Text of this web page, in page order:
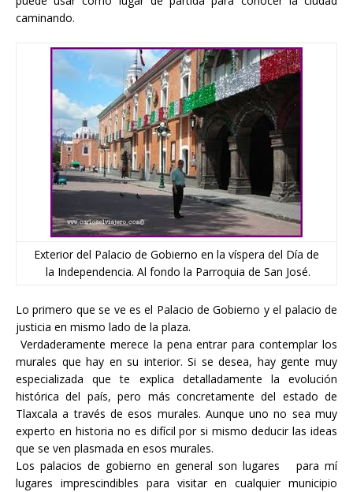
caminando.
Exterior del Palacio de Gobierno en la víspera del Día de
la Independencia. Al fondo la Parroquia de San José.
Lo primero que se ve es el Palacio de Gobierno y el palacio de
justicia en mismo lado de la plaza.
Verdaderamente merece la pena entrar para contemplar los
murales que hay en su interior. Si se desea, hay gente muy
especializada que te explica detalladamente la evolución
histórica del país, pero más concretamente del estado de
Tlaxcala a través de esos murales. Aunque uno no sea muy
experto en historia no es difícil por si mismo deducir las ideas
que se ven plasmada en esos murales.
Los palacios de gobierno en general son lugares para mí
lugares imprescindibles para visitar en cualquier municipio